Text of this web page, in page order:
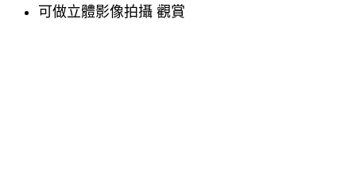
可做立體影像拍攝 觀賞